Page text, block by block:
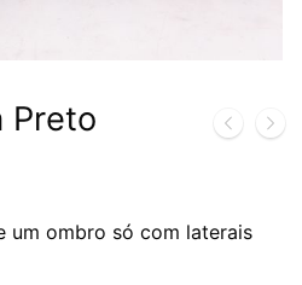
Preto
um ombro só com laterais